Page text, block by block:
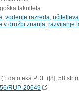
fakulteta
vodenje razreda
v družbi znanja razvijanje
datoteka PDF ([8], 58 str.))
RUP-20649